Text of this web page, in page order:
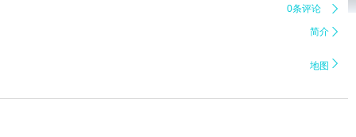
0条评论 
简介 
地图 